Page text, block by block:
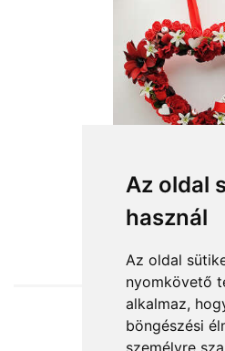
Az oldal
használ
Az oldal
nyomkövető
alkalmaz,
böngészési
személyre
from
Accepted